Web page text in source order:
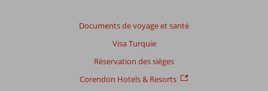
Documents de voyage et santé
Visa Turquie
Réservation des sièges
Corendon Hotels & Resorts